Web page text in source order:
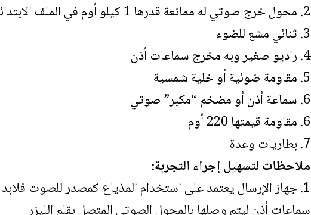
2. محول خرج صوتي له ممانعة قدرها 1 كيلو أوم في الملف الابتدائي و8 أوم في الملف الثانوي
3. ثنائي مشع للضوء
4. راديو صغير وبه مخرج سماعات أذن
5. مقاومة ضوئية أو خلية شمسية
6. سماعة أذن أو مضخم “مكبر” صوتي
6. مقاومة قيمتها 220 أوم
7. بطاريات وعدة
ملاحظات لتسهيل إجراء التجربة:
1. جهاز الإرسال يعتمد على استخدام المذياع كمصدر للصوت